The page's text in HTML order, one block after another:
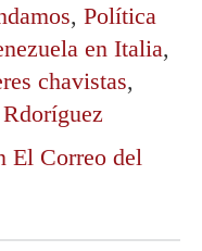
, Política
en Italia,
chavistas,
El Correo del